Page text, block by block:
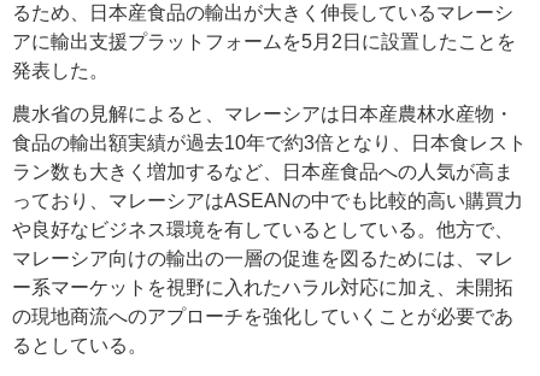
るため、日本産食品の輸出が大きく伸長しているマレーシ
アに輸出支援プラットフォームを5月2日に設置したことを
発表した。
農水省の見解によると、マレーシアは日本産農林水産物・
食品の輸出額実績が過去10年で約3倍となり、日本食レスト
ラン数も大きく増加するなど、日本産食品への人気が高ま
っており、マレーシアはASEANの中でも比較的高い購買力
や良好なビジネス環境を有しているとしている。他方で、
マレーシア向けの輸出の一層の促進を図るためには、マレ
ー系マーケットを視野に入れたハラル対応に加え、未開拓
の現地商流へのアプローチを強化していくことが必要であ
るとしている。